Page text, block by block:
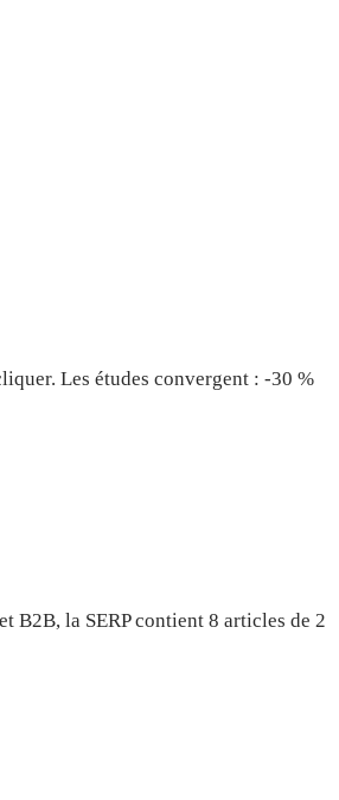
Les études convergent : -30 %
B2B, la SERP contient 8 articles de 2